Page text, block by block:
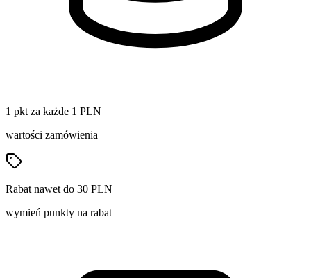
1 pkt za każde 1 PLN
wartości zamówienia
Rabat nawet do 30 PLN
wymień punkty na rabat